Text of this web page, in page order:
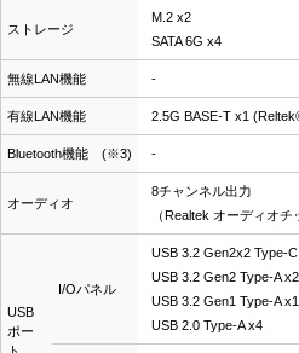
ストレージ
M.2 x2
SATA 6G x4
無線LAN機能 -
有線LAN機能 2.5G BASE-T x1
Bluetooth機能 (※3) -
オーディオ
8チャンネル出力
（Realtek オーディオチ
USB
ポー
I/Oパネル
USB 3.2 Gen2x2 Type-C
USB 3.2 Gen2 Type-A x2
USB 3.2 Gen1 Type-A x1
USB 2.0 Type-A x4